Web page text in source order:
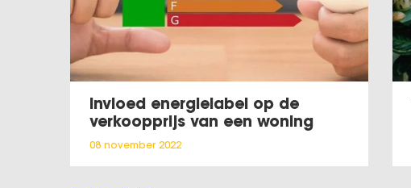
Invloed energielabel op de
verkoopprijs van een woning
08 november 2022